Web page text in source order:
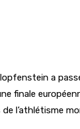
a
finale
l’athlétisme